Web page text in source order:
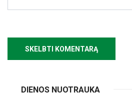
DIENOS NUOTRAUKA